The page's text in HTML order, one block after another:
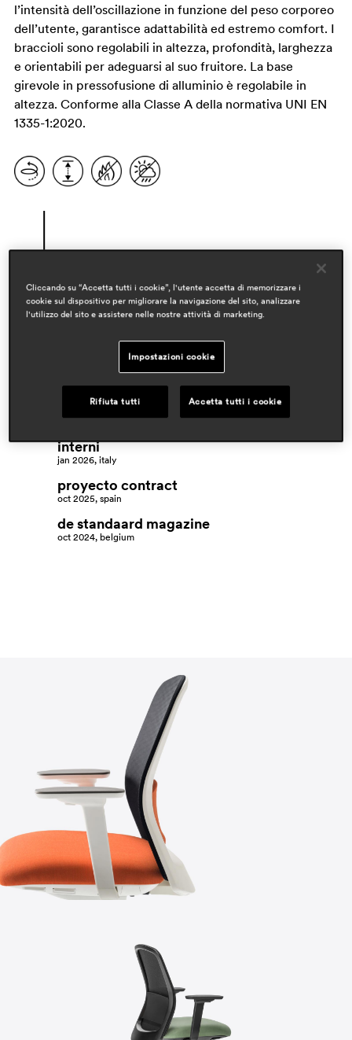
l’intensità dell’oscillazione in funzione del peso corporeo
dell’utente, garantisce adattabilità ed estremo comfort. I
braccioli sono regolabili in altezza, profondità, larghezza
e orientabili per adeguarsi al suo fruitore. La base
girevole in pressofusione di alluminio è regolabile in
altezza. Conforme alla Classe A della normativa UNI EN
1335-1:2020.
jorge pensi design studio
workspaces & corporate
interni
jan 2026, italy
proyecto contract
oct 2025, spain
de standaard magazine
oct 2024, belgium
Cliccando su “Accetta tutti i cookie”, l'utente accetta di memorizzare i
cookie sul dispositivo per migliorare la navigazione del sito, analizzare
l'utilizzo del sito e assistere nelle nostre attività di marketing.
Impostazioni cookie
Rifiuta tutti Accetta tutti i cookie